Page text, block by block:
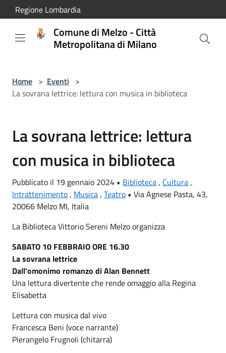
Salta al contenuto principale
Regione Lombardia
Comune di Melzo - Città
Metropolitana di Milano
Home > Eventi >
La sovrana lettrice: lettura con musica in biblioteca
La sovrana lettrice: lettura
con musica in biblioteca
Pubblicato il 19 gennaio 2024 • Biblioteca, Cultura,
Intrattenimento, Musica, Teatro • Via Agnese Pasta, 43,
20066 Melzo MI, Italia
La Biblioteca Vittorio Sereni Melzo organizza
SABATO 10 FEBBRAIO ORE 16.30
La sovrana lettrice
Dall'omonimo romanzo di Alan Bennett
Una lettura divertente che rende omaggio alla Regina
Elisabetta
Lettura con musica dal vivo
Francesca Beni (voce narrante)
Pierangelo Frugnoli (chitarra)